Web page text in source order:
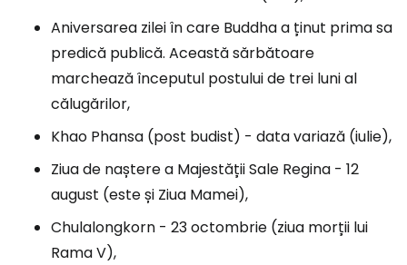
Aniversarea zilei în care Buddha a ținut prima sa
predică publică. Această sărbătoare
marchează începutul postului de trei luni al
călugărilor,
Khao Phansa (post budist) - data variază (iulie),
Ziua de naștere a Majestății Sale Regina - 12
august (este și Ziua Mamei),
Chulalongkorn - 23 octombrie (ziua morții lui
Rama V),